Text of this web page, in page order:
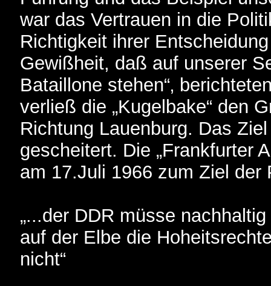
war das Vertrauen in die
Richtigkeit ihrer
Gewißheit, daß auf unserer
Bataillone stehen“‚
verließ die „Kugelbake“ den
Richtung Lauenburg. Das
gescheitert. Die „Frankfurter
am 17.Juli 1966 zum Ziel der
„...der DDR müsse
auf der Elbe die
nicht“